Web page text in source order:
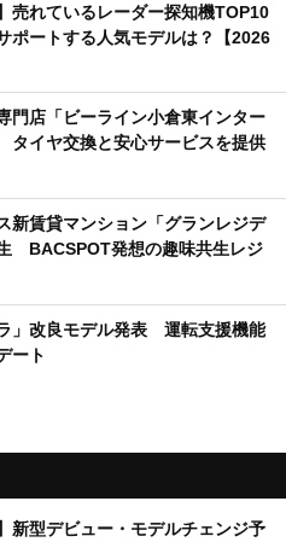
売れているレーダー探知機TOP10
ポートする人気モデルは？【2026
門店「ビーライン小倉東インター
イヤ交換と安心サービスを提供
新賃貸マンション「グランレジデ
BACSPOT発想の趣味共生レジ
」改良モデル発表 運転支援機能
ート
新型デビュー・モデルチェンジ予